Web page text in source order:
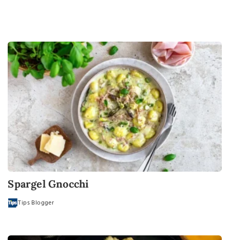
Spargel Gnocchi
Tips Blogger